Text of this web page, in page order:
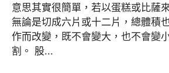
意思其實很簡單，若以蛋糕或比薩
無論是切成六片或十二片，總體積
作而改變，既不會變大，也不會變
割。 股...